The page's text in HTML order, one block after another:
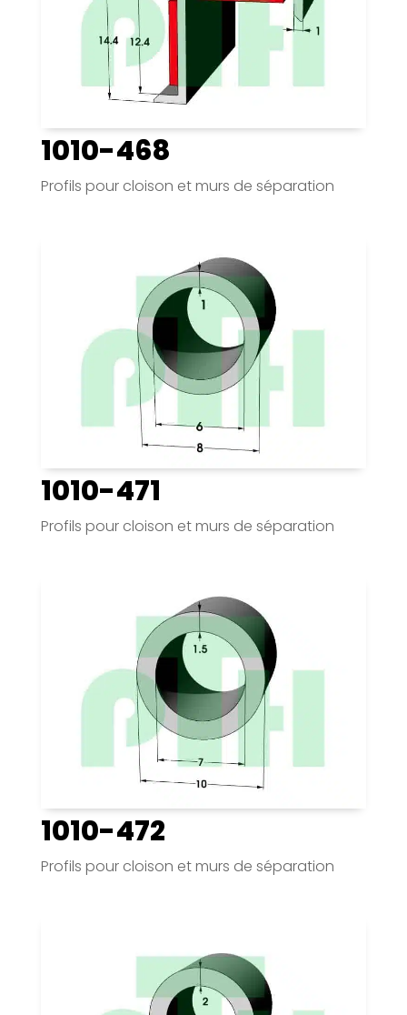
1010-468
Profils pour cloison et murs de séparation
1010-471
Profils pour cloison et murs de séparation
1010-472
Profils pour cloison et murs de séparation